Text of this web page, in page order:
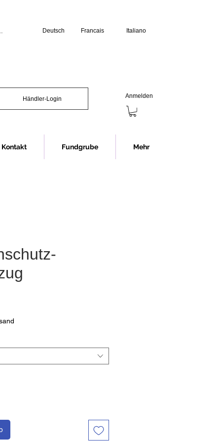
(Anmeldung erforderlich):
16.30 Uhr
wir jeweils eine Stunde
Deutsch Francais Italiano
Händler-Login Anmelden
Kontakt Fundgrube Mehr